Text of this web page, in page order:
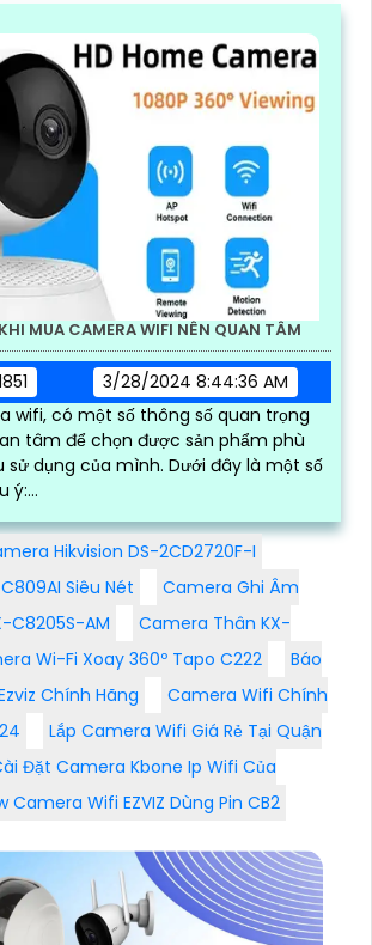
MUA CAMERA WIFI NÊN QUAN TÂM
3/28/2024 8:44:36 AM
wifi, có một số thông số quan trọng
tâm để chọn được sản phẩm phù
mình. Dưới đây là một số
ý:
Hikvision DS-2CD2720F-I
Siêu Nét
Camera Ghi Âm
C8205S-AM
Camera Thân KX-
Wi-Fi Xoay 360º Tapo C222
Báo
Chính Hãng
Camera Wifi Chính
Lắp Camera Wifi Giá Rẻ Tại Quận
Đặt Camera Kbone Ip Wifi Của
Camera Wifi EZVIZ Dùng Pin CB2